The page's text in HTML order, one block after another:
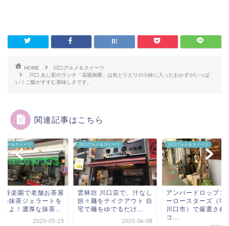
HOME
川口グルメ＆スイーツ
川口 あじ彩のランチ「花籠御膳」は色とりどりの小鉢に入ったおかずがいっぱ
い！ご飯がすすむ美味しさです。
関連記事はこちら
ルメ＆スイーツ
坊 川口店で、汁なし
麺をテイクアウト 自
麺をゆでるだけ...
2020-06-08
川口グルメ＆スイーツ
アンバードロップコーヒ
ーロースターズ（埼玉県
川口市）で厳選された
川口グルメ＆スイーツ
川口 香楽園で老舗
さんの抹茶ジェラー
食べたよ！濃厚な抹